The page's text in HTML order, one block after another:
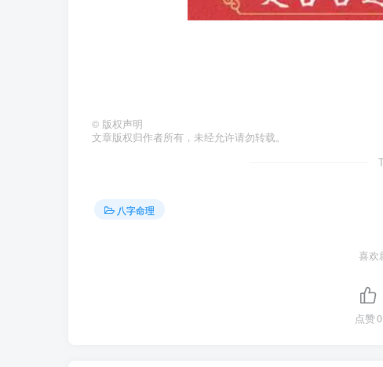
© 版权声明
文章版权归作者所有，未经允许请勿转载。
八字命理
喜欢
点赞0